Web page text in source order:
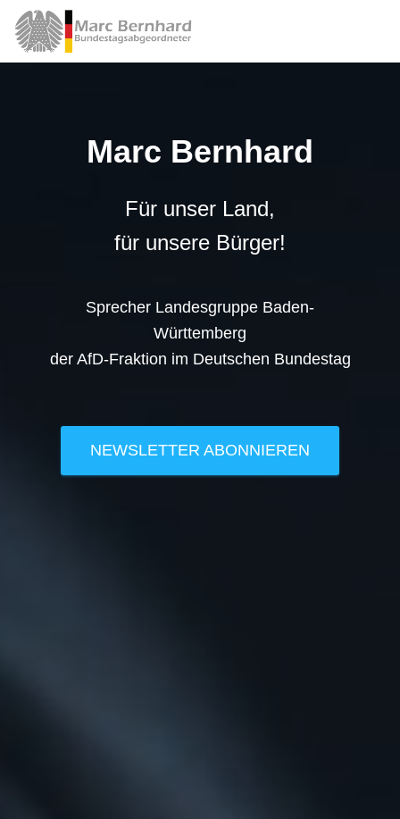
Marc Bernhard
Für unser Land,
für unsere Bürger!
Sprecher Landesgruppe Baden-
Württemberg
der AfD-Fraktion im Deutschen Bundestag
NEWSLETTER ABONNIEREN